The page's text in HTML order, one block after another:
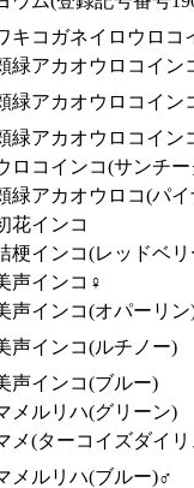
キコガネイロウロコ
緑アカオウロコイン
緑アカオウロコイン
緑アカオウロコイン
ロコインコ(サンチー
緑アカオウロコ(パ
花インコ
梗インコ(レッドベリ
声インコ ♀
声インコ(オパーリン
声インコ(ルチノー)
声インコ(ブルー)
メルリハ(グリーン)
メ(ターコイズダイ
メルリハ(ブルー)♂